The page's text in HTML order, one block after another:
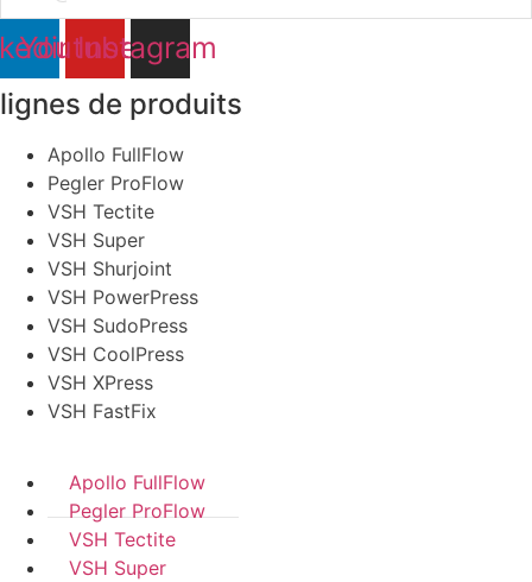
YoutubeInstagram
lignes de produits
Apollo FullFlow
Pegler ProFlow
VSH Tectite
VSH Super
VSH Shurjoint
VSH PowerPress
VSH SudoPress
VSH CoolPress
VSH XPress
VSH FastFix
Apollo FullFlow
Pegler ProFlow
VSH Tectite
VSH Super